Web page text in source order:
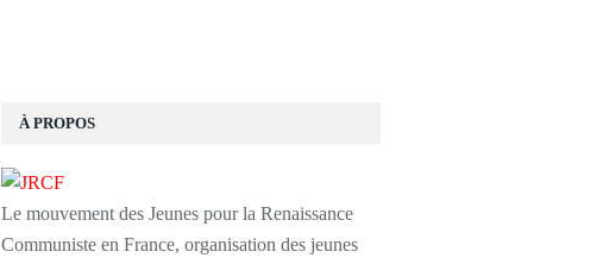
À PROPOS
Le mouvement des Jeunes pour la Renaissance
Communiste en France, organisation des jeunes